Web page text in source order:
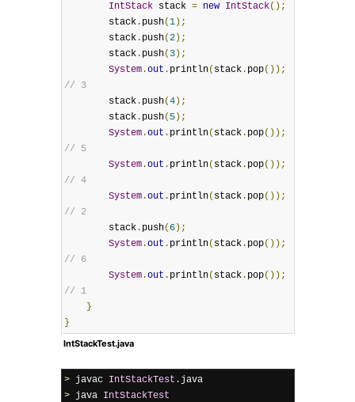
IntStack stack = new IntStack();
        stack
. push(1);
        stack
. push(2);
        stack
. push( 3);
System.out . println( stack. pop());
// 3
        stack
. push(4);
        stack
. push( 5);
System.out . println( stack. pop());
// 5
System.out . println( stack. pop());
// 4
System.out . println( stack. pop());
// 2
        stack
. push( 6);
System.out . println( stack. pop());
// 6
System.out . println( stack. pop());
// 1
}
}
IntStackTest.java
> javac IntStackTest .
java
> java IntStackTest